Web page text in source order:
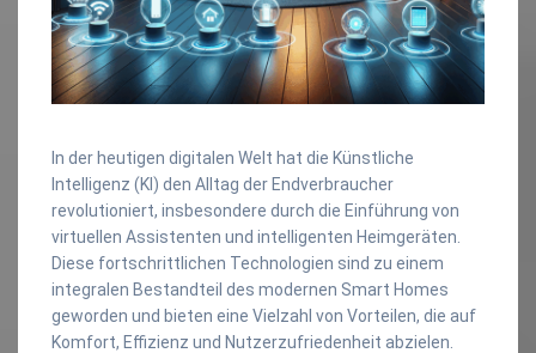
In der heutigen digitalen Welt hat die Künstliche
Intelligenz (KI) den Alltag der Endverbraucher
revolutioniert, insbesondere durch die Einführung von
virtuellen Assistenten und intelligenten Heimgeräten.
Diese fortschrittlichen Technologien sind zu einem
integralen Bestandteil des modernen Smart Homes
geworden und bieten eine Vielzahl von Vorteilen, die auf
Komfort, Effizienz und Nutzerzufriedenheit abzielen.